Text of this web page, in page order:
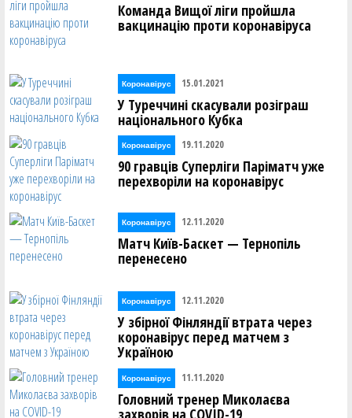
Команда Вищої ліги пройшла
вакцинацію проти коронавіруса
Коронавірус 15.01.2021
У Туреччині скасували розіграш
національного Кубка
Коронавірус 19.11.2020
90 гравців Суперліги Паріматч уже
перехворіли на коронавірус
Коронавірус 12.11.2020
Матч Київ-Баскет — Тернопіль
перенесено
Коронавірус 12.11.2020
У збірної Фінляндії втрата через
коронавірус перед матчем з
Україною
Коронавірус 11.11.2020
Головний тренер Миколаєва
захворів на COVID-19